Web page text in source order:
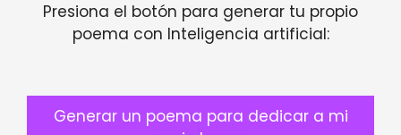
Presiona el botón para generar tu propio
poema con Inteligencia artificial:
Generar un poema para dedicar a mi